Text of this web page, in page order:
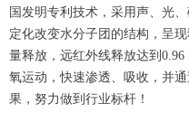
国发明专利技术，采用声、光
定化改变水分子团的结构，呈
量释放，远红外线释放达到
氧运动，快速渗透、吸收，并
果，努力做到行业标杆！